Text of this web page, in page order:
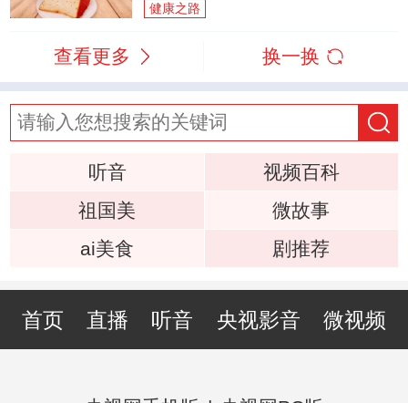
健康之路
查看更多 换一换
听音
视频百科
祖国美
微故事
ai美食
剧推荐
首页 直播 听音 央视影音 微视频